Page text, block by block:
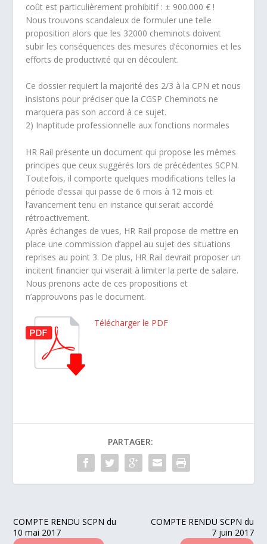
coût est particulièrement prohibitif : ± 900.000 € !
Nous trouvons scandaleux de formuler une telle
proposition alors que les 32000 cheminots doivent
subir les conséquences des mesures d’économies et les
efforts de productivité qui en découlent.
Ce dossier requiert la majorité des 2/3 à la CPN et nous
insistons pour préciser que la CGSP Cheminots ne
marquera pas son accord à ce sujet.
2) Inaptitude professionnelle aux fonctions normales
HR Rail présente un document qui propose les mêmes
principes que ceux suggérés lors de précédentes SCPN.
Toutefois, il comporte quelques modifications telles la
période d’essai qui passe de 6 mois à 12 mois et
l’avancement tenu en instance qui serait accordé
rétroactivement.
Après échanges de vues, HR Rail propose de mettre en
place une commission d’appel au sujet des situations
reprises au point 3. De plus, HR Rail devrait proposer un
incitent financier qui viserait à limiter la perte de salaire.
Nous prenons acte de ces propositions et
n’approuvons pas le document.
Télécharger le PDF
PARTAGER:
COMPTE RENDU SCPN du
10 mai 2017
COMPTE RENDU SCPN du
7 juin 2017